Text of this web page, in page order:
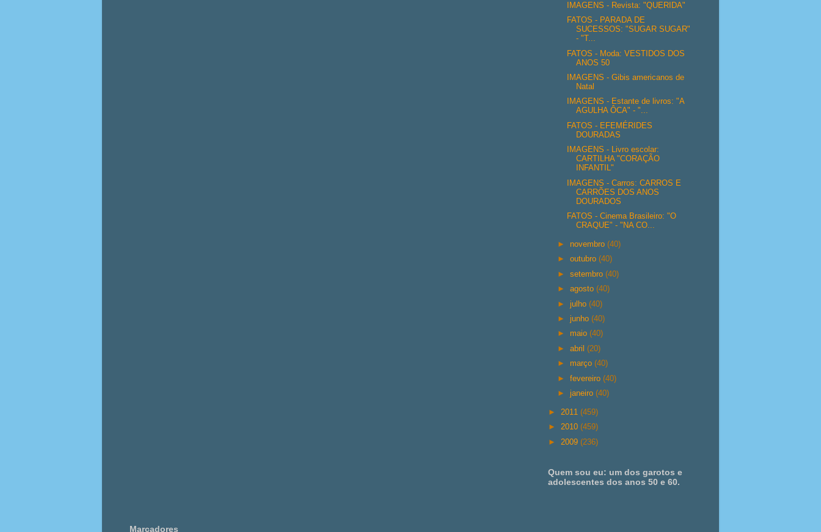
IMAGENS - Revista: "QUERIDA"
FATOS - PARADA DE
SUCESSOS: "SUGAR SUGAR"
- "T...
FATOS - Moda: VESTIDOS DOS
ANOS 50
IMAGENS - Gibis americanos de
Natal
IMAGENS - Estante de livros: "A
AGULHA ÔCA" - "...
FATOS - EFEMÉRIDES
DOURADAS
IMAGENS - Livro escolar:
CARTILHA "CORAÇÃO
INFANTIL"
IMAGENS - Carros: CARROS E
CARRÕES DOS ANOS
DOURADOS
FATOS - Cinema Brasileiro: "O
CRAQUE" - "NA CO...
► novembro(40)
►outubro(40)
►setembro(40)
►agosto(40)
►julho(40)
►junho(40)
► maio(40)
►abril(20)
► março(40)
►fevereiro(40)
►janeiro(40)
► 2011 (459)
► 2010 (459)
► 2009 (236)
Quem sou eu: um dos garotos e
adolescentes dos anos 50 e 60.
Marcadores